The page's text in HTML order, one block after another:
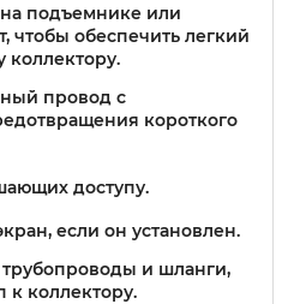
подъемнике или
чтобы обеспечить легкий
коллектору.
провод с
короткого
доступу.
если он установлен.
и шланги,
коллектору.